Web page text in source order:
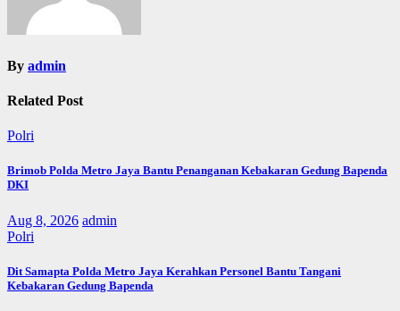
By admin
Related Post
Polri
Brimob Polda Metro Jaya Bantu Penanganan Kebakaran Gedung Bapenda
DKI
Aug 8, 2026 admin
Polri
Dit Samapta Polda Metro Jaya Kerahkan Personel Bantu Tangani
Kebakaran Gedung Bapenda